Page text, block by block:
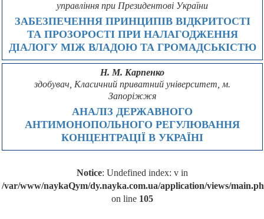
управління при Президентові України
ЗАБЕЗПЕЧЕННЯ ПРИНЦИПІВ ВІДКРИТОСТІ
ТА ПРОЗОРОСТІ ПРИ НАЛАГОДЖЕННЯ
ДІАЛОГУ МІЖ ВЛАДОЮ ТА ГРОМАДСЬКІСТЮ
Н. М. Карпенко
здобувач, Класичний приватний університет, м.
Запоріжжя
АНАЛІЗ ДЕРЖАВНОГО
АНТИМОНОПОЛЬНОГО РЕГУЛЮВАННЯ
КОНЦЕНТРАЦІЇ В УКРАЇНІ
Notice: Undefined index: v in
/var/www/naykaQym/dy.nayka.com.ua/application/views/
on line 105